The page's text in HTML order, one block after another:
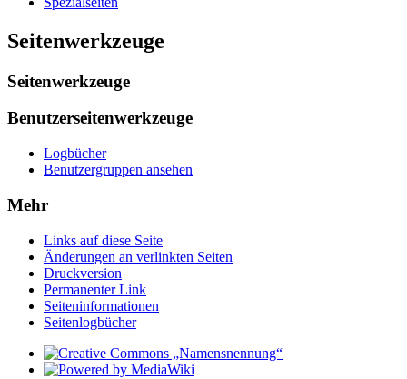
Seitenwerkzeuge
Seitenwerkzeuge
Benutzerseitenwerkzeuge
Logbücher
Benutzergruppen ansehen
Mehr
Links auf diese Seite
Änderungen an verlinkten Seiten
Druckversion
Permanenter Link
Seiten­­informationen
Seitenlogbücher